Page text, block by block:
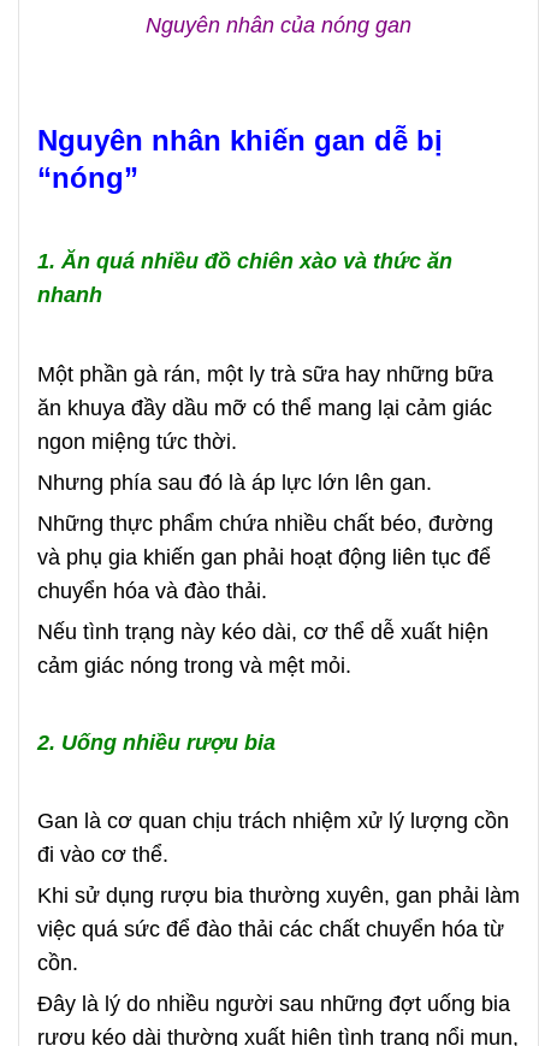
Nguyên nhân của nóng gan
Nguyên nhân khiến gan dễ bị
“nóng”
1. Ăn quá nhiều đồ chiên xào và thức ăn
nhanh
Một phần gà rán, một ly trà sữa hay những bữa
ăn khuya đầy dầu mỡ có thể mang lại cảm giác
ngon miệng tức thời.
Nhưng phía sau đó là áp lực lớn lên gan.
Những thực phẩm chứa nhiều chất béo, đường
và phụ gia khiến gan phải hoạt động liên tục để
chuyển hóa và đào thải.
Nếu tình trạng này kéo dài, cơ thể dễ xuất hiện
cảm giác nóng trong và mệt mỏi.
2. Uống nhiều rượu bia
Gan là cơ quan chịu trách nhiệm xử lý lượng cồn
đi vào cơ thể.
Khi sử dụng rượu bia thường xuyên, gan phải làm
việc quá sức để đào thải các chất chuyển hóa từ
cồn.
Đây là lý do nhiều người sau những đợt uống bia
rượu kéo dài thường xuất hiện tình trạng nổi mụn,